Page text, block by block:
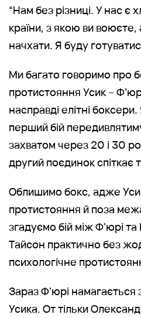
“Нам без різниці. У нас є
країни, з якою ви
начхати. Я буду
Ми багато говоримо про
протистояння Усик –
насправді елітні
перший бій
захватом через 20 і 30
другий поєдинок спіткає
Облишимо бокс, адже
протистояння й поза
згадуємо бій між Ф'юрі
Тайсон практично без
психологічне
Зараз Ф'юрі намагається
Усика. От тільки